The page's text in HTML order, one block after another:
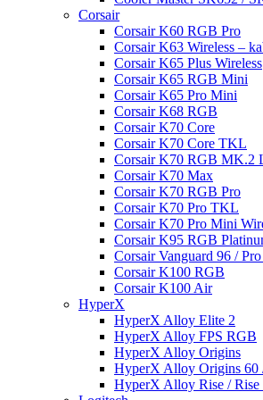
Corsair
Corsair K60 RGB Pro
Corsair K63 Wireless –
Corsair K65 Plus Wireless
Corsair K65 RGB Mini
Corsair K65 Pro Mini
Corsair K68 RGB
Corsair K70 Core
Corsair K70 Core TKL
Corsair K70 RGB MK.2
Corsair K70 Max
Corsair K70 RGB Pro
Corsair K70 Pro TKL
Corsair K70 Pro Mini
Corsair K95 RGB
Corsair Vanguard 96 /
Corsair K100 RGB
Corsair K100 Air
HyperX
HyperX Alloy Elite 2
HyperX Alloy FPS RGB
HyperX Alloy Origins
HyperX Alloy Origins 60
HyperX Alloy Rise / Rise